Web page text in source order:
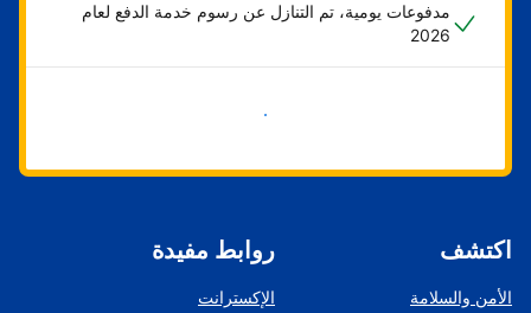
مدفوعات يومية، تم التنازل عن رسوم خدمة الدفع لعام
2026
ابدأ الآن
اكتشف
الأمن والسلامة
روابط مفيدة
الإكسترانت